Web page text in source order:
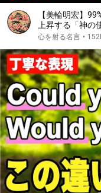
【美輪明宏】
上昇する「神の
人｜名言｜言葉
心を射る名言 •